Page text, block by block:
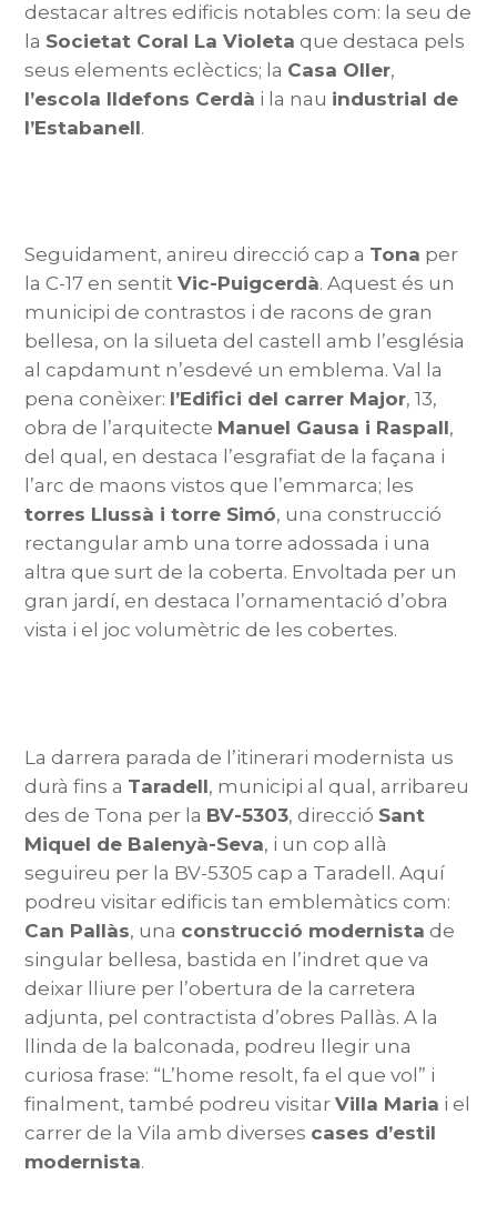
destacar altres edificis notables com: la seu de
la Societat Coral La Violeta que destaca pels
seus elements eclèctics; la Casa Oller,
l’escola Ildefons Cerdà i la nau industrial de
l’Estabanell.
Seguidament, anireu direcció cap a Tona per
la C-17 en sentitVic-Puigcerdà. Aquest és un
municipi de contrastos i de racons de gran
bellesa, on la silueta del castell amb l’església
al capdamunt n’esdevé un emblema. Val la
pena conèixer: l’Edifici del carrer Major, 13,
obra de l’arquitecte Manuel Gausa i Raspall,
del qual, en destaca l’esgrafiat de la façana i
l’arc de maons vistos que l’emmarca; les
torres Llussà i torre Simó, una construcció
rectangular amb una torre adossada i una
altra que surt de la coberta. Envoltada per un
gran jardí, en destaca l’ornamentació d’obra
vista i el joc volumètric de les cobertes.
La darrera parada de l’itinerari modernista us
durà fins a Taradell, municipi al qual, arribareu
des de Tona per la BV-5303, direcció Sant
Miquel de Balenyà-Seva, i un cop allà
seguireu per la BV-5305 cap a Taradell. Aquí
podreu visitar edificis tan emblemàtics com:
Can Pallàs, una construcció modernista de
singular bellesa, bastida en l’indret que va
deixar lliure per l’obertura de la carretera
adjunta, pel contractista d’obres Pallàs. A la
llinda de la balconada, podreu llegir una
curiosa frase: “L’home resolt, fa el que vol” i
finalment, també podreu visitarVilla Maria i el
carrer de la Vila amb diverses cases d’estil
modernista.